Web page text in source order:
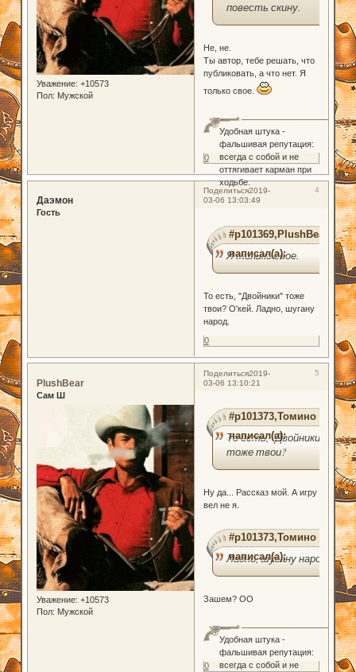
Уважение: +10573
Пол: Мужской
повесть скину.
Не, не.
Ты автор, тебе решать, что
публиковать, а что нет. Я
только свое.
Удобная штука -
фальшивая репутация:
всегда с собой и не
оттягивает карман при
ходьбе.
0
Поделиться 4
2019-
03-06 13:03:49
Даэмон
Гость
#p101369,PlushBear
написал(а):
Я только свое.
То есть, "Двойники" тоже
твои? О'кей. Ладно, шугану
народ.
0
Поделиться 5
2019-
03-06 13:10:21
PlushBear
Сам Ш
Уважение: +10573
Пол: Мужской
#p101373,Томино
написал(а):
То есть, "Двойники"
тоже твои?
Ну да... Рассказ мой. А игру
вел не я.
#p101373,Томино
написал(а):
Ладно, шугану народ.
Зашем? ОО
Удобная штука -
фальшивая репутация:
всегда с собой и не
0